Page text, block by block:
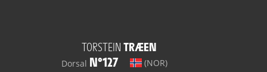
TORSTEIN TRÆEN
Dorsal N°127 (NOR)